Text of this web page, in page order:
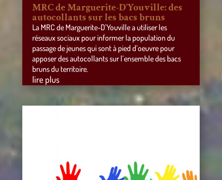
MRC de Marguerite-D’Youville: des
autocollants sur les bacs bruns
La MRC de Marguerite-D’Youville a utiliser les
réseaux sociaux pour informer la population du
passage de jeunes qui sont à pied d’oeuvre pour
apposer des autocollants sur l’ensemble des bacs
bruns du territoire.
lire plus